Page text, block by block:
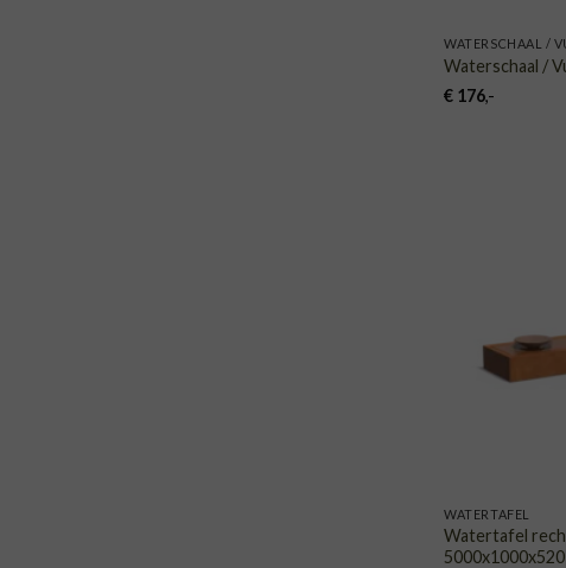
WATERSCHAAL /
Waterschaal /
€ 176,-
WATERTAFEL
Watertafel
5000x1000x520